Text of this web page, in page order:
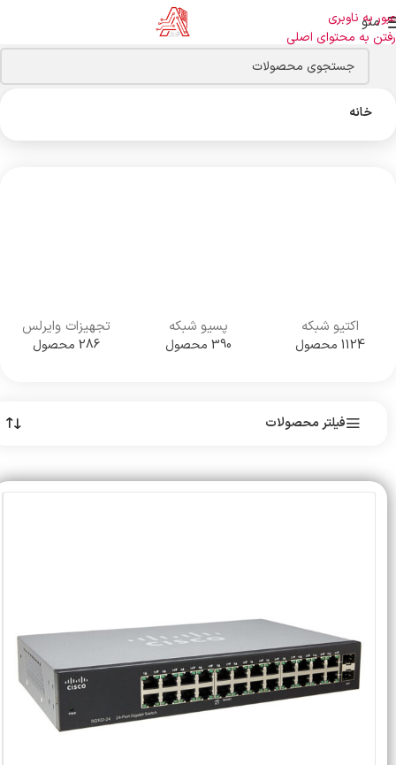
عبور به ناوبری
رفتن به محتوای اصلی
منو
خانه
اکتیو شبکه
1124 محصول
پسیو شبکه
390 محصول
تجهیزات وایرلس
286 محصول
فیلتر محصولات